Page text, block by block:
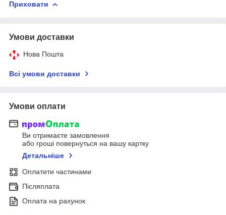
Приховати
Умови доставки
Нова Пошта
Всі умови доставки
Умови оплати
Ви отримаєте замовлення
або гроші повернуться на вашу картку
Детальніше
Оплатити частинами
Післяплата
Оплата на рахунок